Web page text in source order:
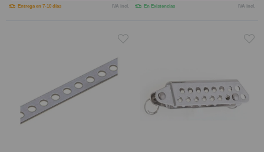
Entrega en 7-10 días IVA incl. En Existencias IVA incl.